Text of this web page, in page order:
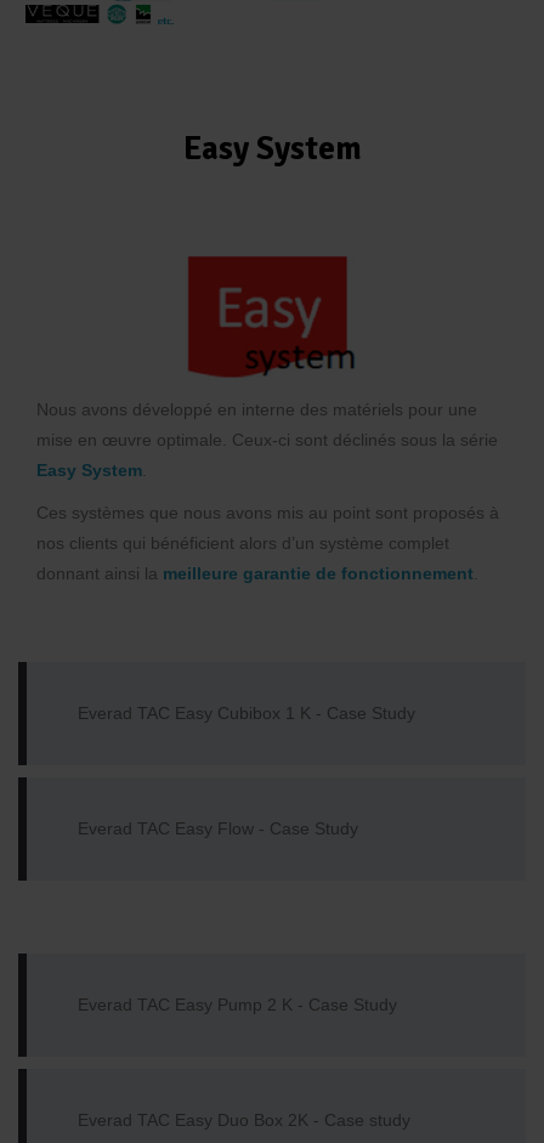
Easy System
Nous avons développé en interne des matériels pour une
mise en œuvre optimale. Ceux-ci sont déclinés sous la série
Easy System
Ces systèmes que nous avons mis au point sont proposés à
nos clients qui bénéficient alors d’un système complet
donnant ainsi la meilleure garantie de fonctionnement
Everad TAC Easy Cubibox 1 K - Case Study
Everad TAC Easy Flow - Case Study
Everad TAC Easy Pump 2 K - Case Study
Everad TAC Easy Duo Box 2K - Case study